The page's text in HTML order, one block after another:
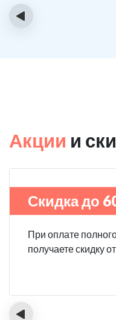
‹
Акции и
Скидка до
При оплате
получаете скидку
‹